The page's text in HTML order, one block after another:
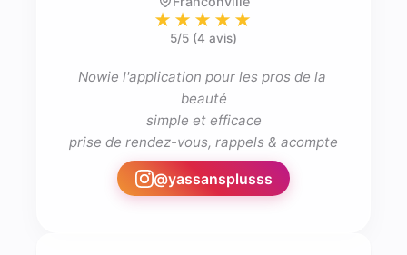
★★★★★
5/5 (4 avis)
Nowie l'application pour les pros de la
beauté
simple et efficace
prise de rendez-vous, rappels & acompte
@yassansplusss